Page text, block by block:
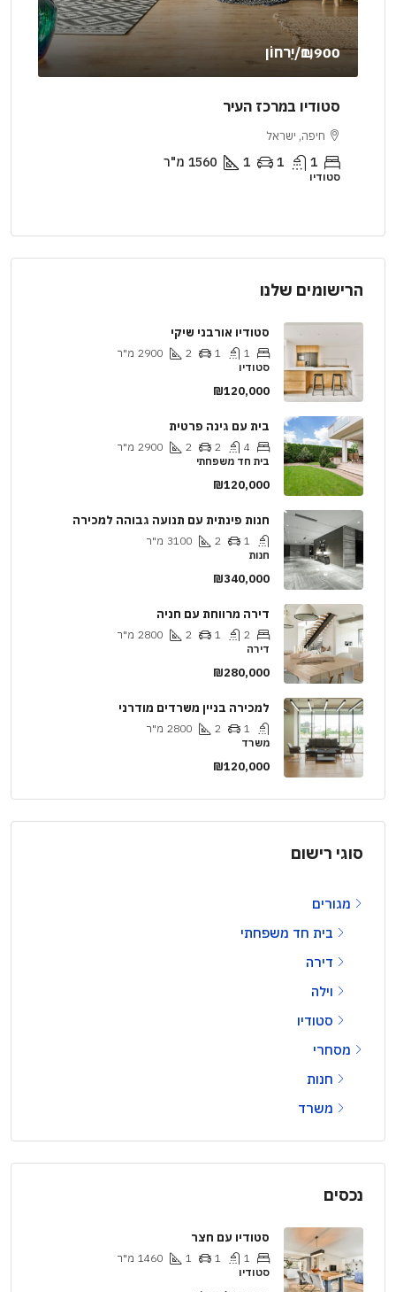
₪1,900/יַרחוֹן
סטודיו במרכז העיר
חיפה, ישראל
1
1
1
1560 מ"ר
סטודיו
הרישומים שלנו
סטודיו אורבני שיקי
1
1
2
2900 מ"ר
סטודיו
₪120,000
בית עם גינה פרטית
4
2
2
2900 מ"ר
בית חד משפחתי
₪120,000
חנות פינתית עם תנועה גבוהה למכירה
1
2
3100 מ"ר
חנות
₪340,000
דירה מרווחת עם חניה
2
1
2
2800 מ"ר
דירה
₪280,000
למכירה בניין משרדים מודרני
1
2
2800 מ"ר
משרד
₪120,000
סוגי רישום
מגורים
בית חד משפחתי
דירה
וילה
סטודיו
מסחרי
חנות
משרד
נכסים
סטודיו עם חצר
1
1
1
1460 מ"ר
סטודיו